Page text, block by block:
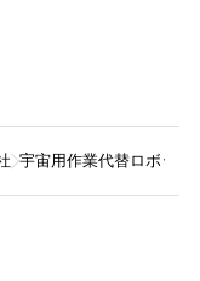
宇宙用作業代替ロボット